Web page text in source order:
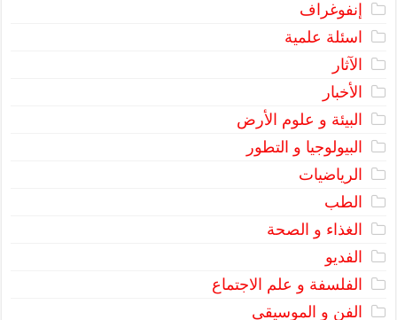
إنفوغراف
اسئلة علمية
الآثار
الأخبار
البيئة و علوم الأرض
البيولوجيا و التطور
الرياضيات
الطب
الغذاء و الصحة
الفديو
الفلسفة و علم الاجتماع
الفن و الموسيقى